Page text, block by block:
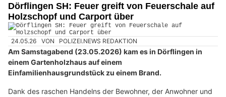
Dörflingen SH: Feuer greift von Feuerschale auf
Holzschopf und Carport über
24.05.26 VON POLIZEI.NEWS REDAKTION
Am Samstagabend (23.05.2026) kam es in Dörflingen in
einem Gartenholzhaus auf einem
Einfamilienhausgrundstück zu einem Brand.
Dank des raschen Handelns der Bewohner, der Anwohner und